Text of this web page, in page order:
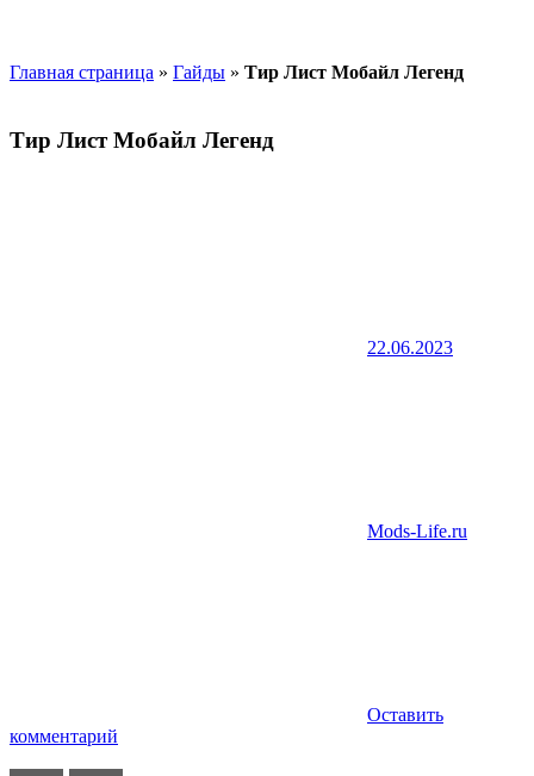
Главная страница » Гайды » Тир Лист Мобайл Легенд
Тир Лист Мобайл Легенд
22.06.2023
Mods-Life.ru
Оставить
комментарий